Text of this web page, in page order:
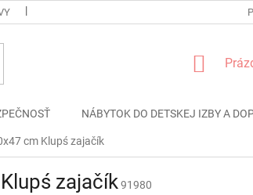
PODMIENKY
NÁBYTOK DO DETSKEJ IZBY A
cm Klupś zajačík
zajačík91980